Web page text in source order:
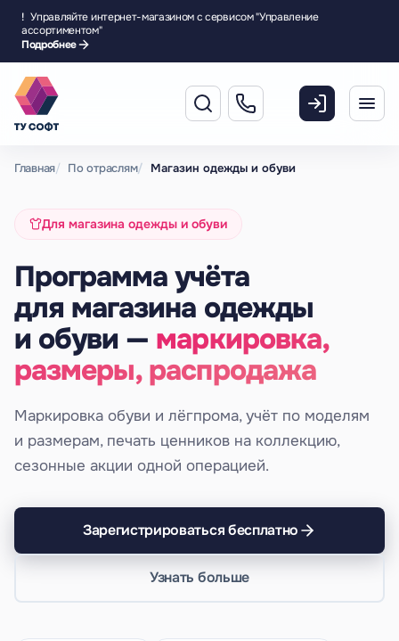
! Управляйте интернет-магазином с сервисом "Управление
ассортиментом"
Подробнее
Главная По отраслям Магазин одежды и обуви
Для магазина одежды и обуви
Программа учёта
для магазина одежды
и обуви — маркировка,
размеры, распродажа
Маркировка обуви и лёгпрома, учёт по моделям
и размерам, печать ценников на коллекцию,
сезонные акции одной операцией.
Зарегистрироваться бесплатно
Узнать больше